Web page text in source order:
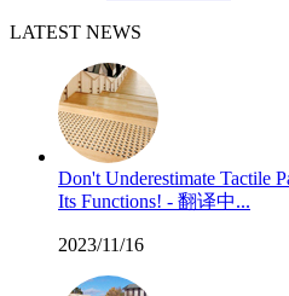
LATEST NEWS
Don't Underestimate Tactile
Its Functions! - 翻译中...
2023/11/16